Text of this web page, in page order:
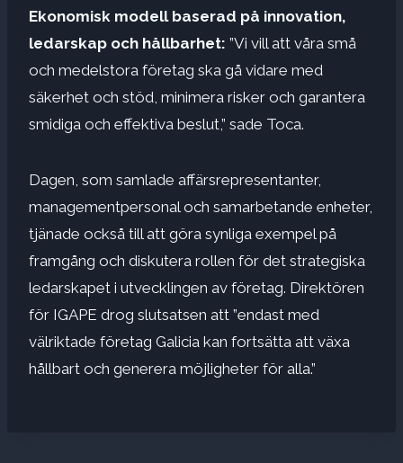
Ekonomisk modell baserad på innovation,
ledarskap och hållbarhet: ”Vi vill att våra små
och medelstora företag ska gå vidare med
säkerhet och stöd, minimera risker och garantera
smidiga och effektiva beslut,” sade Toca.
Dagen, som samlade affärsrepresentanter,
managementpersonal och samarbetande enheter,
tjänade också till att göra synliga exempel på
framgång och diskutera rollen för det strategiska
ledarskapet i utvecklingen av företag. Direktören
för IGAPE drog slutsatsen att ”endast med
välriktade företag Galicia kan fortsätta att växa
hållbart och generera möjligheter för alla.”